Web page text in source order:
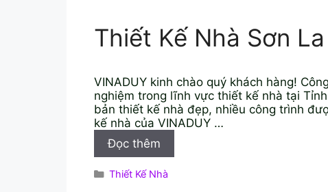
Thiết Kế Nhà Sơn La
VINADUY kinh chào quý khách hàng!
nghiệm trong lĩnh vực thiết kế nhà tại
bản thiết kế nhà đẹp, nhiều công trình
kế nhà của VINADUY …
Đọc thêm
Kế
Nhà
Danh
Thiết Kế Nhà